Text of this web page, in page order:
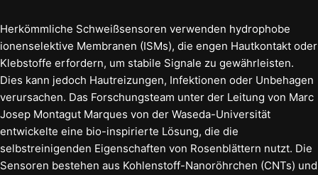
Herkömmliche Schweißsensoren verwenden hydrophobe
ionenselektive Membranen (ISMs), die engen Hautkontakt oder
Klebstoffe erfordern, um stabile Signale zu gewährleisten.
Dies kann jedoch Hautreizungen, Infektionen oder Unbehagen
verursachen. Das Forschungsteam unter der Leitung von Marc
Josep Montagut Marques von der Waseda-Universität
entwickelte eine bio-inspirierte Lösung, die die
selbstreinigenden Eigenschaften von Rosenblättern nutzt. Die
Sensoren bestehen aus Kohlenstoff-Nanoröhrchen (CNTs) und